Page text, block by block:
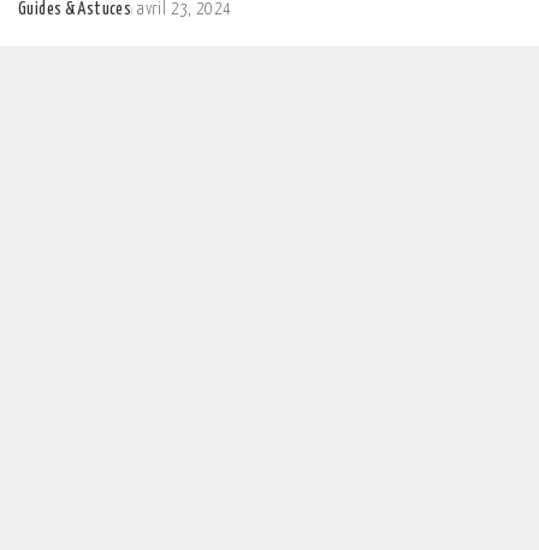
Guides & Astuces avril 23, 2024